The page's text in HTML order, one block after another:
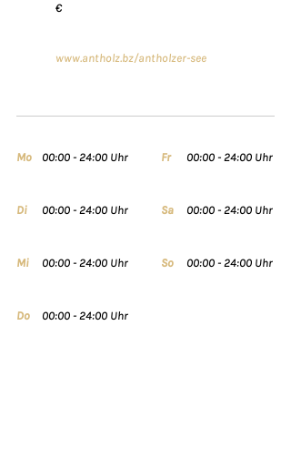
€
www.antholz.bz/antholzer-see
Mo 00:00 - 24:00 Uhr Fr 00:00 - 24:00 Uhr
Di 00:00 - 24:00 Uhr Sa 00:00 - 24:00 Uhr
Mi 00:00 - 24:00 Uhr So 00:00 - 24:00 Uhr
Do 00:00 - 24:00 Uhr